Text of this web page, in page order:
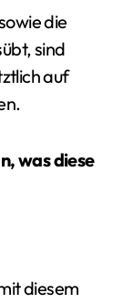
die
sind
auf
was diese
diesem